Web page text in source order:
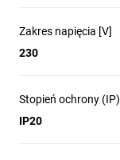
Zakres napięcia [V]
230
Stopień ochrony (IP)
IP20